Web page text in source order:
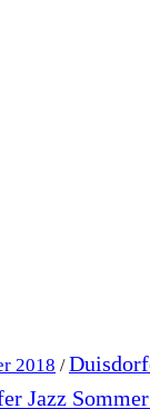
2018 /
Jazz